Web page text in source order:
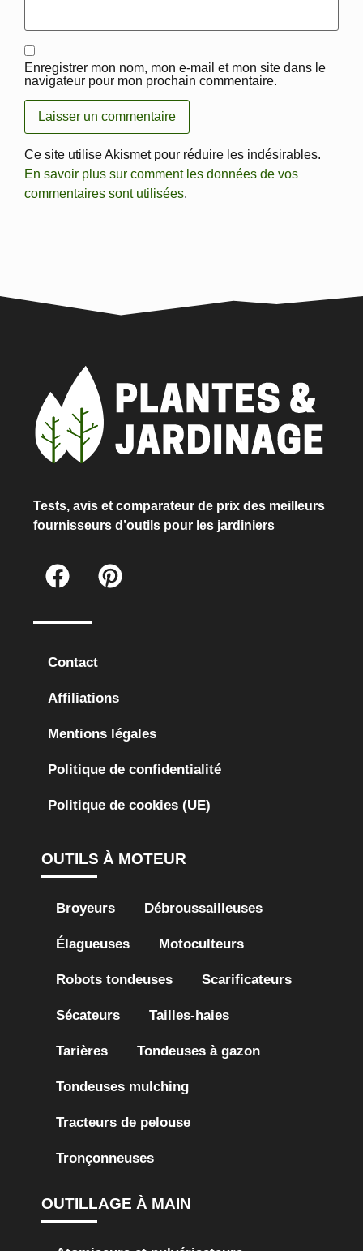
Enregistrer mon nom, mon e-mail et mon site dans le
navigateur pour mon prochain commentaire.
Ce site utilise Akismet pour réduire les indésirables.
En savoir plus sur comment les données de vos
commentaires sont utilisées.
Tests, avis et comparateur de prix des meilleurs
fournisseurs d’outils pour les jardiniers
Contact
Affiliations
Mentions légales
Politique de confidentialité
Politique de cookies (UE)
OUTILS À MOTEUR
Broyeurs Débroussailleuses
Élagueuses Motoculteurs
Robots tondeuses Scarificateurs
Sécateurs Tailles-haies
Tarières Tondeuses à gazon
Tondeuses mulching
Tracteurs de pelouse
Tronçonneuses
OUTILLAGE À MAIN